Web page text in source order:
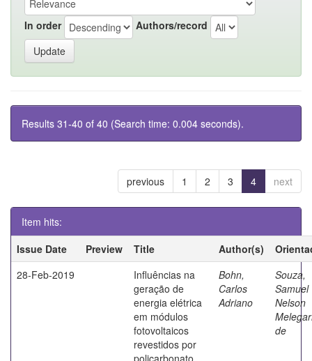
In order Authors/record
Results 31-40 of 40 (Search time: 0.004 seconds).
previous 1 2 3 4 next
Item hits:
Issue Date
Preview Title Author(s)
28-Feb-2019
Influências na
geração de
energia elétrica
em módulos
fotovoltaicos
revestidos por
policarbonato
Bohn,
Carlos
Adriano
Souza,
Samuel
Nelson
de